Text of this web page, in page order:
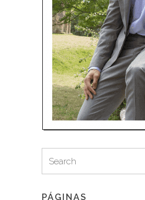
for:
PÁGINAS